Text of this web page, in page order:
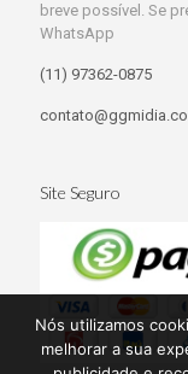
breve possível. Se
WhatsApp
(11) 97362-0875
Site Seguro
Nós utilizamos
melhorar a sua